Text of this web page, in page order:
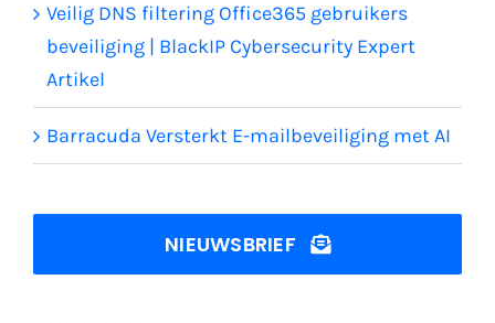
Veilig DNS filtering Office365 gebruikers
beveiliging | BlackIP Cybersecurity Expert
Artikel
Barracuda Versterkt E-mailbeveiliging met AI
NIEUWSBRIEF